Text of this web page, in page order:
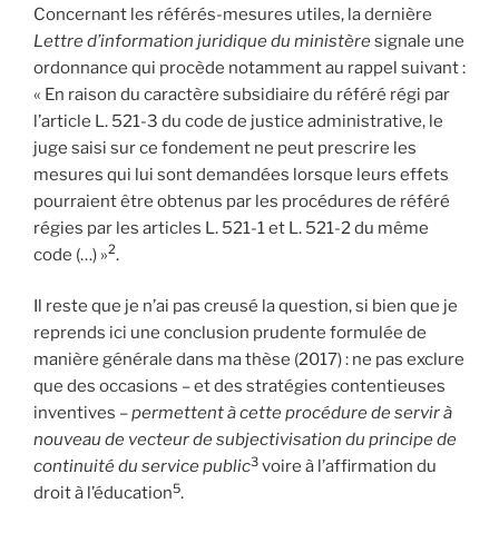
Concernant les référés-mesures utiles, la dernière
Lettre d’information juridique du ministèresignale une
ordonnance qui procède notamment au rappel suivant :
« En raison du caractère subsidiaire du référé régi par
l’article L. 521-3 du code de justice administrative, le
juge saisi sur ce fondement ne peut prescrire les
mesures qui lui sont demandées lorsque leurs effets
pourraient être obtenus par les procédures de référé
régies par les articles L. 521-1 et L. 521-2 du même
code (…) »2.
Il reste que je n’ai pas creusé la question, si bien que je
reprends ici une conclusion prudente formulée de
manière générale dans ma thèse (2017) : ne pas exclure
que des occasions – et des stratégies contentieuses
inventives –permettent à cette procédure de servir à
nouveau de vecteur de subjectivisation du principe de
continuité du service public3 voire à l’affirmation du
droit à l’éducation5.